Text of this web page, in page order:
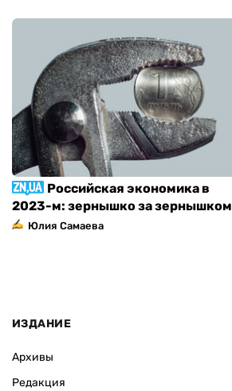
Российская экономика в
2023-м: зернышко за зернышком
Юлия Самаева
ИЗДАНИЕ
Архивы
Редакция